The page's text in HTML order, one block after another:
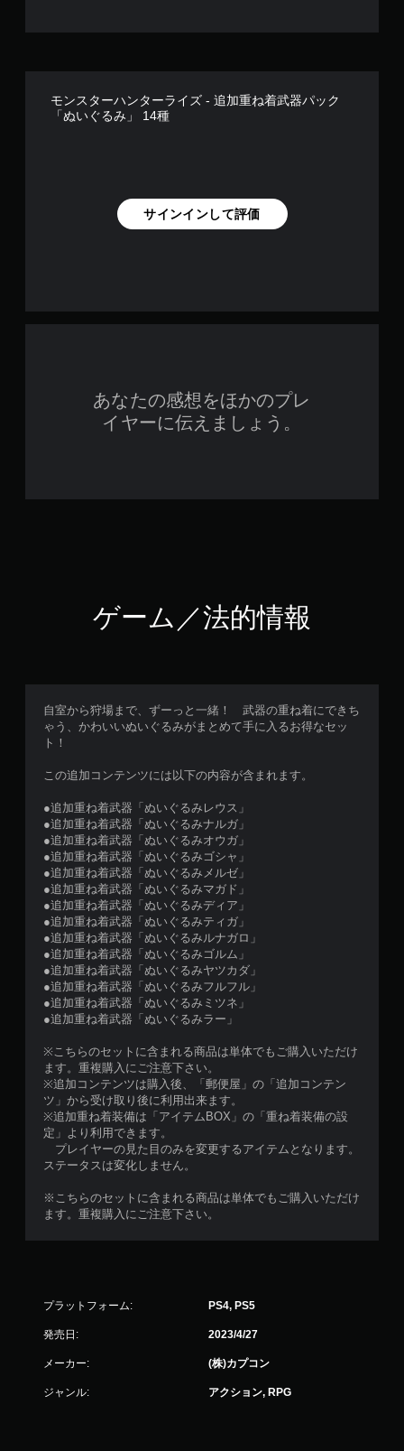
モンスターハンターライズ - 追加重ね着武器パック
「ぬいぐるみ」 14種
サインインして評価
あなたの感想をほかのプレ
イヤーに伝えましょう。
ゲーム／法的情報
自室から狩場まで、ずーっと一緒！ 武器の重ね着にできち
ゃう、かわいいぬいぐるみがまとめて手に入るお得なセッ
ト！
この追加コンテンツには以下の内容が含まれます。
●追加重ね着武器「ぬいぐるみレウス」
●追加重ね着武器「ぬいぐるみナルガ」
●追加重ね着武器「ぬいぐるみオウガ」
●追加重ね着武器「ぬいぐるみゴシャ」
●追加重ね着武器「ぬいぐるみメルゼ」
●追加重ね着武器「ぬいぐるみマガド」
●追加重ね着武器「ぬいぐるみディア」
●追加重ね着武器「ぬいぐるみティガ」
●追加重ね着武器「ぬいぐるみルナガロ」
●追加重ね着武器「ぬいぐるみゴルム」
●追加重ね着武器「ぬいぐるみヤツカダ」
●追加重ね着武器「ぬいぐるみフルフル」
●追加重ね着武器「ぬいぐるみミツネ」
●追加重ね着武器「ぬいぐるみラー」
※こちらのセットに含まれる商品は単体でもご購入いただけ
ます。重複購入にご注意下さい。
※追加コンテンツは購入後、「郵便屋」の「追加コンテン
ツ」から受け取り後に利用出来ます。
※追加重ね着装備は「アイテムBOX」の「重ね着装備の設
定」より利用できます。
プレイヤーの見た目のみを変更するアイテムとなります。
ステータスは変化しません。
※こちらのセットに含まれる商品は単体でもご購入いただけ
ます。重複購入にご注意下さい。
プラットフォーム: PS4, PS5
発売日: 2023/4/27
メーカー: (株)カプコン
ジャンル: アクション, RPG